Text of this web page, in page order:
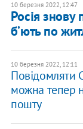
10 березня 2022, 12:47
Росія знову
бʼють по
10 березня 2022, 12:11
Повідомляти
можна тепер
пошту